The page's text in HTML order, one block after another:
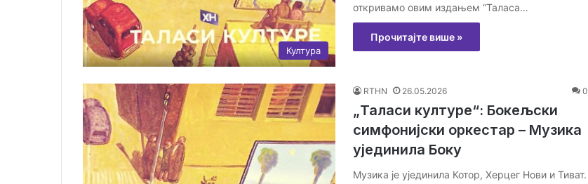
Култура
откривамо овим издањем “Таласа…
Прочитајте више »
RTHN 26.05.2026 0
„Таласи културе“: Бокељски
симфонијски оркестар – Музика
ујединила Боку
Музика је ујединила Котор, Херцег Нови и Тиват.